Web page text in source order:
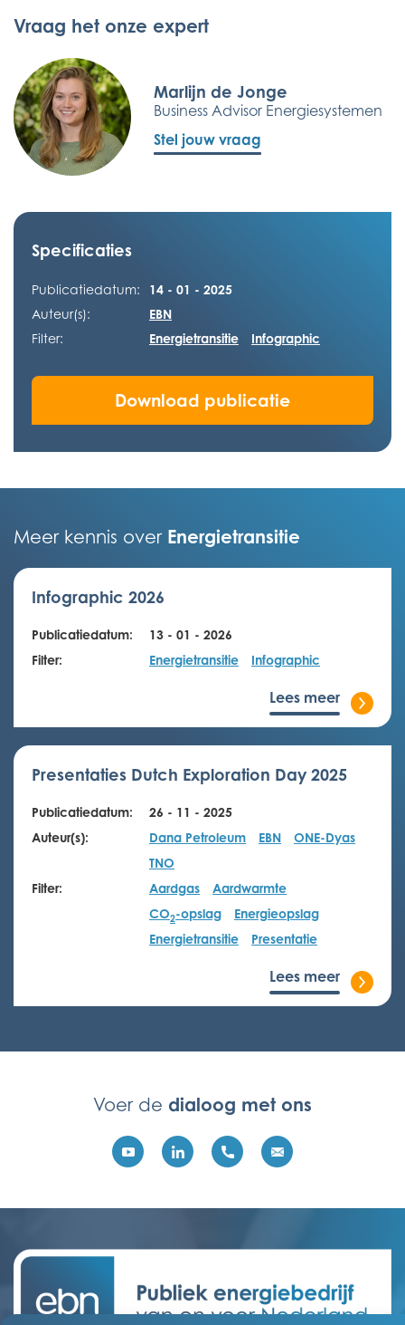
Vraag het onze expert
Marlijn de Jonge
Business Advisor Energiesystemen
Stel jouw vraag
Specificaties
Publicatiedatum:
14 - 01 - 2025
Auteur(s):
EBN
Filter:
Energietransitie Infographic
Download publicatie
Meer kennis over Energietransitie
Infographic 2026
Publicatiedatum:
13 - 01 - 2026
Filter:
Energietransitie Infographic
Lees meer
Presentaties Dutch Exploration Day 2025
Publicatiedatum:
26 - 11 - 2025
Auteur(s):
Dana Petroleum EBN
ONE-Dyas
TNO
Filter:
Aardgas
Aardwarmte
CO2-opslag
Energieopslag
Energietransitie
Presentatie
Lees meer
Voer de dialoog met ons